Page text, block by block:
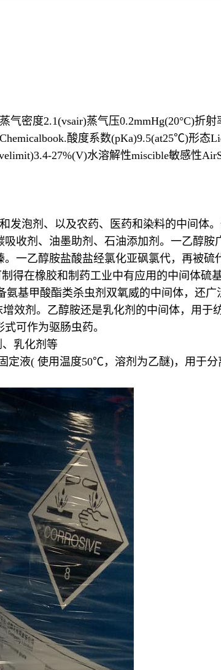
密度2.1(vsair)蒸气压0.2mmHg(20°C)折
酸度系数(pKa)9.5(at25℃)形
27%(V)水溶解性miscible敏感性
发泡剂、以及农药、医药和染料的中间体
收剂、油墨助剂、石油添加剂。一乙醇胺
一乙醇胺盐酸盐经氯化亚砜氯代，再被
得在橡胶和制药工业中有应用的中间体硫基
基甲酸酯类杀虫剂双氧威的中间体，还
效剂。乙醇胺还是乳化剂的中间体，用
可作为驱肠虫药。
乳化剂等
液( 使用温度50℃，溶剂为乙醚)，用于分